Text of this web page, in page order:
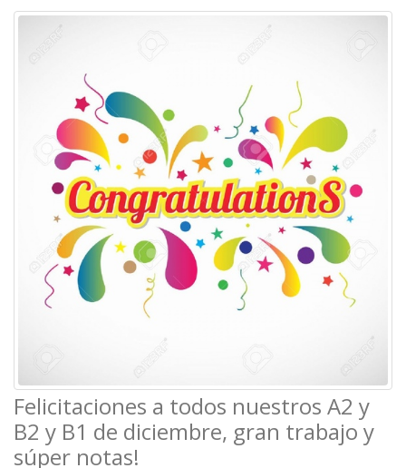
Felicitaciones a todos nuestros A2 y
B2 y B1 de diciembre, gran trabajo y
súper notas!